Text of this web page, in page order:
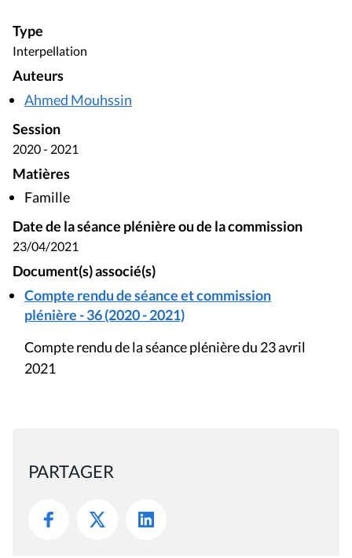
Type
Interpellation
Auteurs
Ahmed Mouhssin
Session
2020 - 2021
Matières
Famille
Date de la séance plénière ou de la commission
23/04/2021
Document(s) associé(s)
Compte rendu de séance et commission
plénière - 36 (2020 - 2021)
Compte rendu de la séance plénière du 23 avril
2021
PARTAGER